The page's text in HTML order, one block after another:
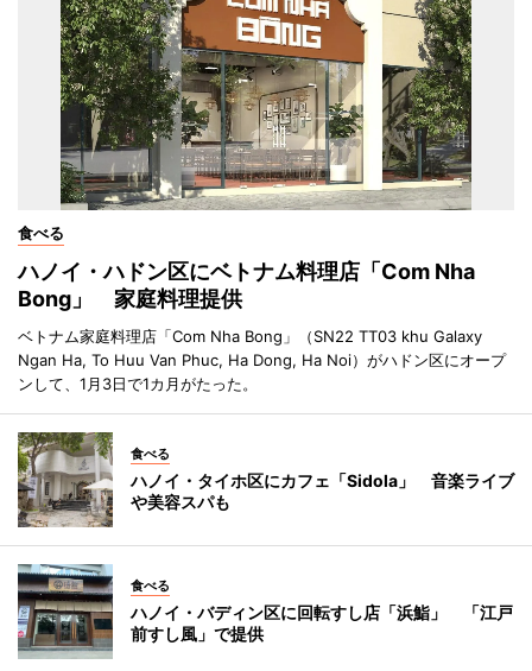
食べる
ハノイ・ハドン区にベトナム料理店「Com Nha
Bong」 家庭料理提供
ベトナム家庭料理店「Com Nha Bong」（SN22 TT03 khu Galaxy
Ngan Ha, To Huu Van Phuc, Ha Dong, Ha Noi）がハドン区にオープ
ンして、1月3日で1カ月がたった。
食べる
ハノイ・タイホ区にカフェ「Sidola」 音楽ライブ
や美容スパも
食べる
ハノイ・バディン区に回転すし店「浜鮨」 「江戸
前すし風」で提供